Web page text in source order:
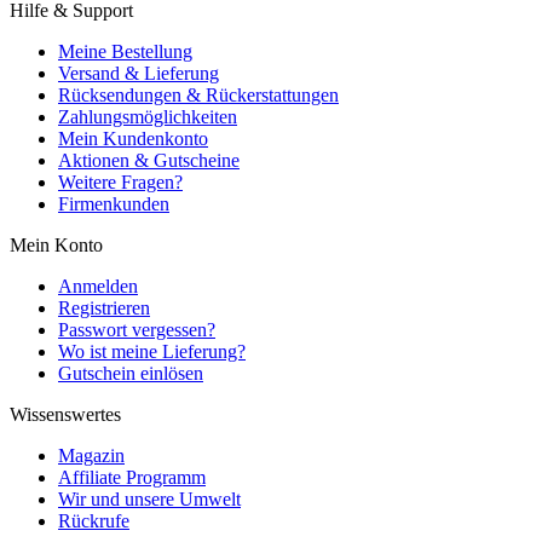
Hilfe & Support
Meine Bestellung
Versand & Lieferung
Rücksendungen & Rückerstattungen
Zahlungsmöglichkeiten
Mein Kundenkonto
Aktionen & Gutscheine
Weitere Fragen?
Firmenkunden
Mein Konto
Anmelden
Registrieren
Passwort vergessen?
Wo ist meine Lieferung?
Gutschein einlösen
Wissenswertes
Magazin
Affiliate Programm
Wir und unsere Umwelt
Rückrufe